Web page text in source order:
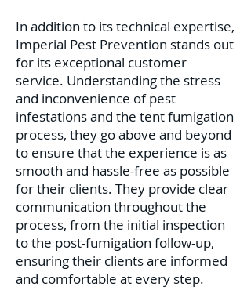
In addition to its technical expertise,
Imperial Pest Prevention stands out
for its exceptional customer
service. Understanding the stress
and inconvenience of pest
infestations and the tent fumigation
process, they go above and beyond
to ensure that the experience is as
smooth and hassle-free as possible
for their clients. They provide clear
communication throughout the
process, from the initial inspection
to the post-fumigation follow-up,
ensuring their clients are informed
and comfortable at every step.